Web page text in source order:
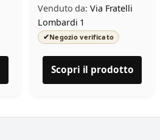
Venduto da: Via Fratelli
Lombardi 1
✔Negozio verificato
Scopri il prodotto